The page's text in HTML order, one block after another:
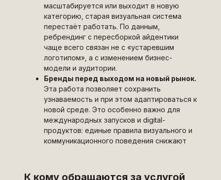
масштабируется или выходит в новую
категорию, старая визуальная система
перестаёт работать. По данным,
ребрендинг с пересборкой айдентики
чаще всего связан не с «устаревшим
логотипом», а с изменением бизнес-
модели и аудитории.
Бренды перед выходом на новый рынок.
Эта работа позволяет сохранить
узнаваемость и при этом адаптироваться к
новой среде. Это особенно важно для
международных запусков и digital-
продуктов: единые правила визуального и
коммуникационного поведения снижают
К кому обращаются за услугой